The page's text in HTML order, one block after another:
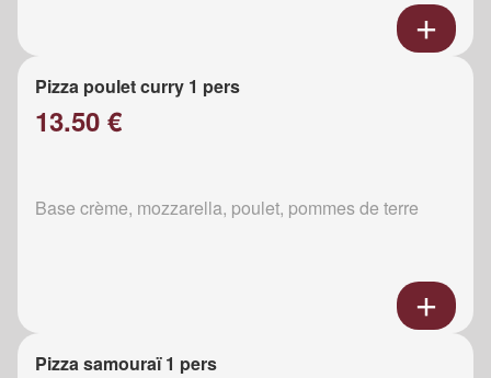
Pizza poulet curry 1 pers
13.50 €
Base crème, mozzarella, poulet, pommes de terre
Pizza samouraï 1 pers